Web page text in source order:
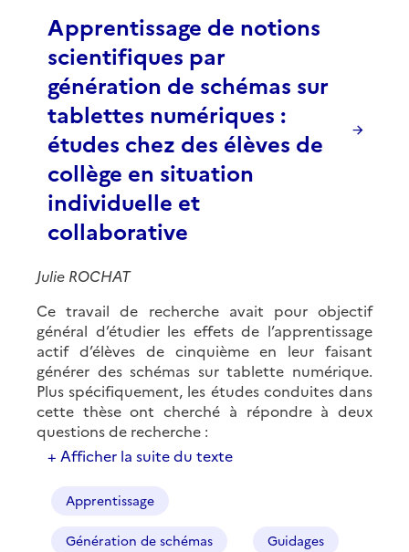
Apprentissage de notions
scientifiques par
génération de schémas sur
tablettes numériques :
études chez des élèves de
collège en situation
individuelle et
collaborative
Julie ROCHAT
Ce travail de recherche avait pour objectif
général d’étudier les effets de l’apprentissage
actif d’élèves de cinquième en leur faisant
générer des schémas sur tablette numérique.
Plus spécifiquement, les études conduites dans
cette thèse ont cherché à répondre à deux
questions de recherche :
+ Afficher la suite du texte
Apprentissage
Génération de schémas Guidages